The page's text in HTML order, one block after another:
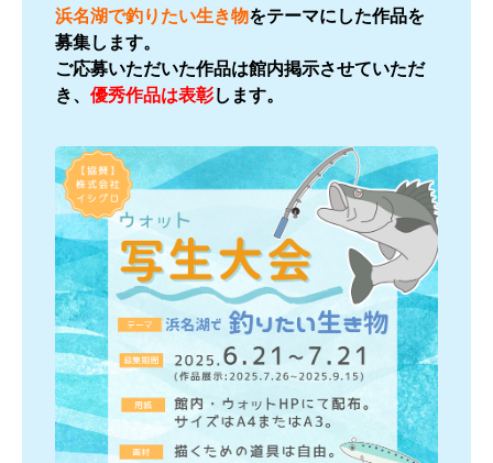
浜名湖で釣りたい生き物をテーマにした作品を
募集します。
ご応募いただいた作品は館内掲示させていただ
き、 優秀作品は表彰します。